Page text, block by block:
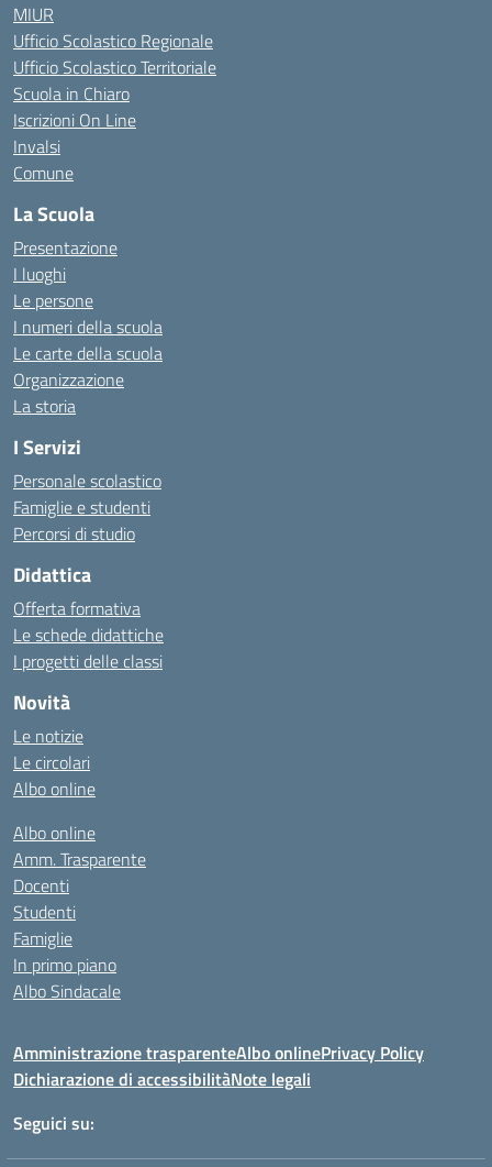
MIUR
Ufficio Scolastico Regionale
Ufficio Scolastico Territoriale
Scuola in Chiaro
Iscrizioni On Line
Invalsi
Comune
La Scuola
Presentazione
I luoghi
Le persone
I numeri della scuola
Le carte della scuola
Organizzazione
La storia
I Servizi
Personale scolastico
Famiglie e studenti
Percorsi di studio
Didattica
Offerta formativa
Le schede didattiche
I progetti delle classi
Novità
Le notizie
Le circolari
Albo online
Albo online
Amm. Trasparente
Docenti
Studenti
Famiglie
In primo piano
Albo Sindacale
Amministrazione trasparenteAlbo onlinePrivacy Policy
Dichiarazione di accessibilitàNote legali
Seguici su: